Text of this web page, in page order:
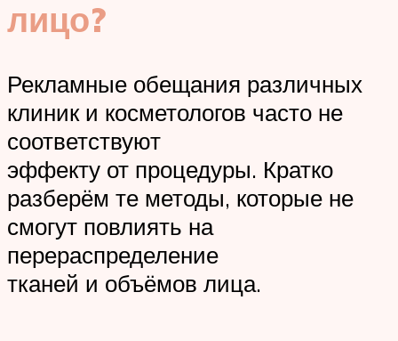
лицо?
Рекламные обещания различных
клиник и косметологов часто не
соответствуют
эффекту от процедуры. Кратко
разберём те методы, которые не
смогут повлиять на
перераспределение
тканей и объёмов лица.